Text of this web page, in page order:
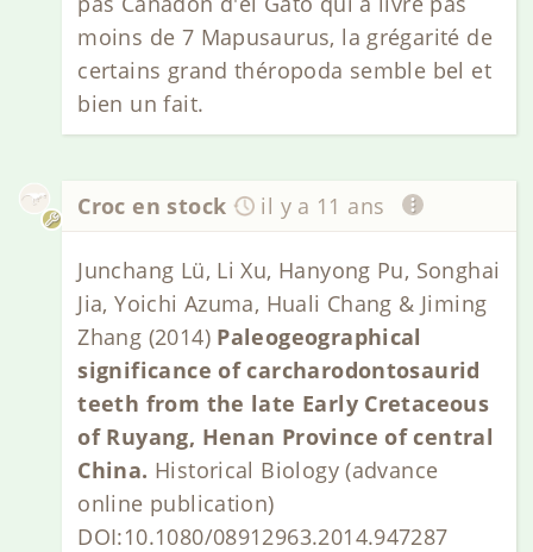
moins de 7 Mapusaurus, la grégarité de
certains grand théropoda semble bel et
bien un fait.
Croc en stock il y a 11 ans
Junchang Lü, Li Xu, Hanyong Pu, Songhai
Jia, Yoichi Azuma, Huali Chang & Jiming
Zhang (2014) Paleogeographical
significance of carcharodontosaurid
teeth from the late Early Cretaceous
of Ruyang, Henan Province of central
China. Historical Biology (advance
online publication)
DOI:10.1080/08912963.2014.947287